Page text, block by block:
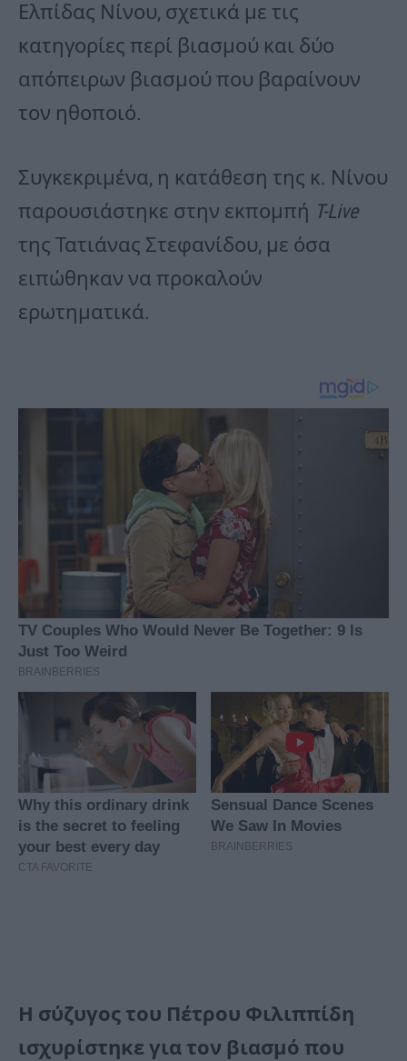
Ελπίδας Νίνου, σχετικά με τις
κατηγορίες περί βιασμού και δύο
απόπειρων βιασμού που βαραίνουν
τον ηθοποιό.
Συγκεκριμένα, η κατάθεση της κ. Νίνου
παρουσιάστηκε στην εκπομπή T-Live
της Τατιάνας Στεφανίδου, με όσα
ειπώθηκαν να προκαλούν
ερωτηματικά.
Η σύζυγος του Πέτρου Φιλιππίδη
ισχυρίστηκε για τον βιασμό που